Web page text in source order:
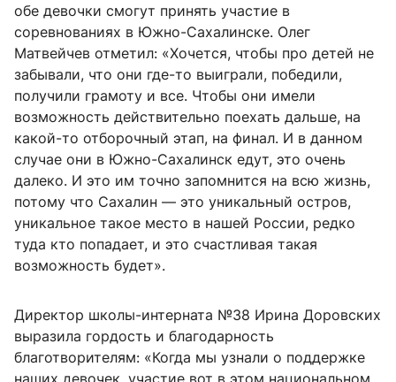
обе девочки смогут принять участие в
соревнованиях в Южно-Сахалинске. Олег
Матвейчев отметил: «Хочется, чтобы про детей не
забывали, что они где-то выиграли, победили,
получили грамоту и все. Чтобы они имели
возможность действительно поехать дальше, на
какой-то отборочный этап, на финал. И в данном
случае они в Южно-Сахалинск едут, это очень
далеко. И это им точно запомнится на всю жизнь,
потому что Сахалин — это уникальный остров,
уникальное такое место в нашей России, редко
туда кто попадает, и это счастливая такая
возможность будет».
Директор школы-интерната №38 Ирина Доровских
выразила гордость и благодарность
благотворителям: «Когда мы узнали о поддержке